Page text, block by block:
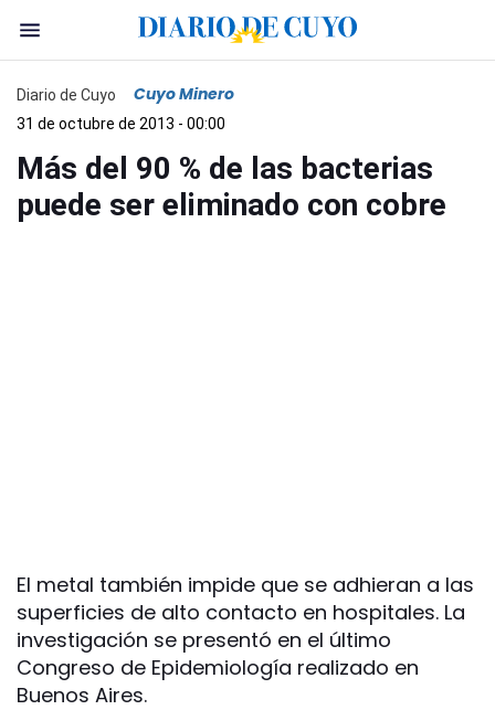
Diario de Cuyo Cuyo Minero
31 de octubre de 2013 - 00:00
Más del 90 % de las bacterias
puede ser eliminado con cobre
El metal también impide que se adhieran a las
superficies de alto contacto en hospitales. La
investigación se presentó en el último
Congreso de Epidemiología realizado en
Buenos Aires.